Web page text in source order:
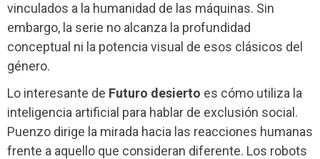
vinculados a la humanidad de las máquinas. Sin
embargo, la serie no alcanza la profundidad
conceptual ni la potencia visual de esos clásicos del
género.
Lo interesante de Futuro desierto es cómo utiliza la
inteligencia artificial para hablar de exclusión social.
Puenzo dirige la mirada hacia las reacciones humanas
frente a aquello que consideran diferente. Los robots